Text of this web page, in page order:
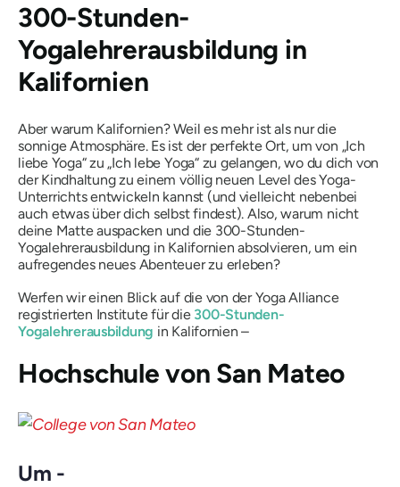
300-Stunden-
Yogalehrerausbildung in
Kalifornien
Aber warum Kalifornien? Weil es mehr ist als nur die
sonnige Atmosphäre. Es ist der perfekte Ort, um von „Ich
liebe Yoga“ zu „Ich lebe Yoga“ zu gelangen, wo du dich von
der Kindhaltung zu einem völlig neuen Level des Yoga-
Unterrichts entwickeln kannst (und vielleicht nebenbei
auch etwas über dich selbst findest). Also, warum nicht
deine Matte auspacken und die 300-Stunden-
Yogalehrerausbildung in Kalifornien absolvieren, um ein
aufregendes neues Abenteuer zu erleben?
Werfen wir einen Blick auf die von der Yoga Alliance
registrierten Institute für die 300-Stunden-
Yogalehrerausbildung in Kalifornien –
Hochschule von San Mateo
Um -